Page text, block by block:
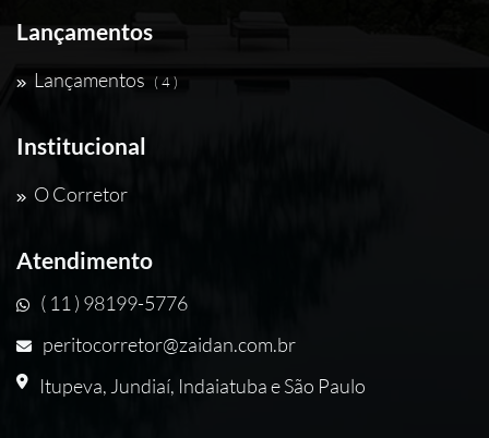
Lançamentos
Lançamentos ( 4 )
Institucional
O Corretor
Atendimento
( 11 ) 98199-5776
peritocorretor@zaidan.com.br
Itupeva, Jundiaí, Indaiatuba e São Paulo